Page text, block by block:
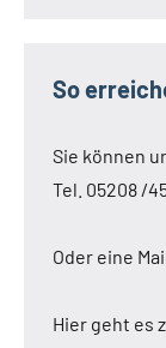
So
Sie können
Tel. 05208 /
Oder eine
Hier geht es